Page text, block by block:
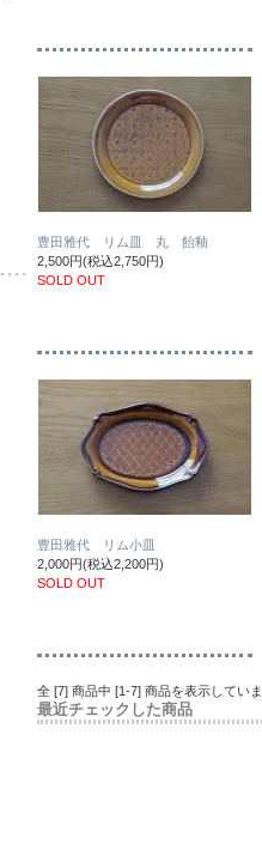
豊田雅代 リム皿 丸 飴釉
2,500円(税込2,750円)
SOLD OUT
豊田雅代 リム小皿
2,000円(税込2,200円)
SOLD OUT
全 [7] 商品中 [1-7] 商品を表示してい
最近チェックした商品